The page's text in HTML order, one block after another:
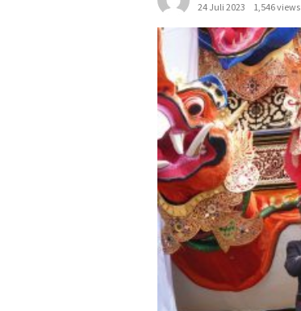
24 Juli 2023
1,546 views